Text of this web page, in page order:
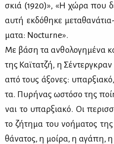
σκιά (1920)», «Η χώ­ρα που
αυ­τή εκ­δό­θη­κε
μα­τα: Nocturne».
Με βά­ση τα αν­θο­λο­γη­μέ­να
της Καϊ­τα­τζή, η Σέ­ντερ­γκραν
από τους άξο­νες:
τα. Πυ­ρή­νας ωστό­σο της
ναι το υπαρ­ξια­κό. Οι
το ζή­τη­μα του νο­ή­μα­τος
θά­να­τος, η μοί­ρα, η αγά­πη,